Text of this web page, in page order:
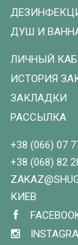
ДУШ И
ЛИЧНЫЙ
ИСТОРИЯ
ЗАКЛАДКИ
РАССЫЛКА
+38 (066) 07
+38 (068) 82
КИЕВ